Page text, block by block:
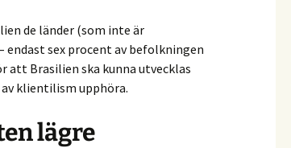
de länder (som inte är
sex procent av befolkningen
att Brasilien ska kunna utvecklas
klientilism upphöra.
lägre